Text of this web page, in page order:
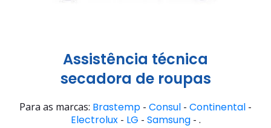
Assistência técnica
secadora de roupas
Para as marcas: Brastemp - Consul - Continental -
Electrolux- LG - Samsung- .